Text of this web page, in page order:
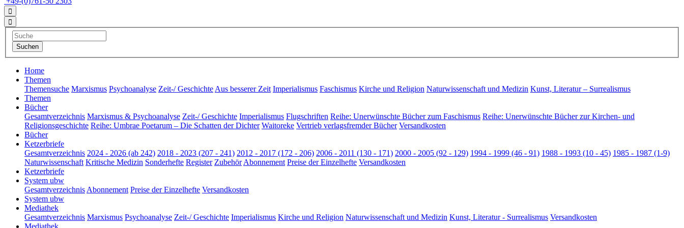
Home
Themen
Themensuche Marxismus Psychoanalyse Zeit-/ GeschichteAus besserer Zeit Imperialismus Faschismus Kirche und Religion Naturwissenschaft und Medizin Kunst, Literatur – Surrealismus
Themen
Bücher
Gesamtverzeichnis Marxismus & Psychoanalyse Zeit-/ Geschichte Imperialismus Flugschriften Reihe: Unerwünschte Bücher zum Faschismus Reihe: Unerwünschte Bücher zur Kirchen- und
Religionsgeschichte Reihe: Umbrae Poetarum – Die Schatten der Dichter Waitoreke Vertrieb verlagsfremder Bücher Versandkosten
Bücher
Ketzerbriefe
Gesamtverzeichnis 2024 - 2026 (ab 242) 2018 - 2023 (207 - 241) 2012 - 2017 (172 - 206) 2006 - 2011 (130 - 171) 2000 - 2005 (92 - 129) 1994 - 1999 (46 - 91) 1988 - 1993 (10 - 45) 1985 - 1987 (1-9)
Naturwissenschaft Kritische Medizin Sonderhefte Register ZubehörAbonnement Preise der Einzelhefte Versandkosten
Ketzerbriefe
System ubw
GesamtverzeichnisAbonnement Preise der Einzelhefte Versandkosten
System ubw
Mediathek
Gesamtverzeichnis Marxismus Psychoanalyse Zeit-/ Geschichte Imperialismus Kirche und Religion Naturwissenschaft und Medizin Kunst, Literatur - Surrealismus Versandkosten